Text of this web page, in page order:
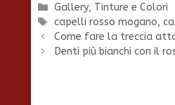
Categorie
Gallery, Tinture e Colori
Tag
capelli rosso mogano,
Come fare la treccia
Denti più bianchi con il